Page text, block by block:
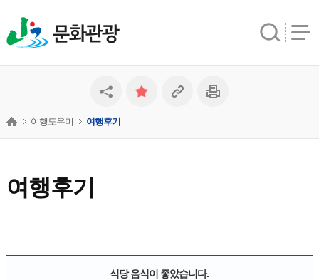
문화관광
여행후기
여행도우미 여행후기
식당 음식이 좋았습니다.